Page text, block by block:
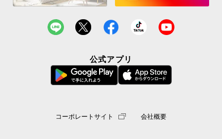
公式アプリ
コーポレートサイト 会社概要